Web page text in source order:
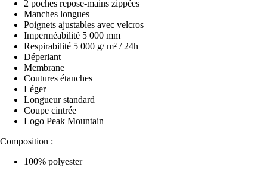
2 poches repose-mains zippées
Manches longues
Poignets ajustables avec velcros
Imperméabilité 5 000 mm
Respirabilité 5 000 g/ m² / 24h
Déperlant
Membrane
Coutures étanches
Léger
Longueur standard
Coupe cintrée
Logo Peak Mountain
Composition :
100% polyester